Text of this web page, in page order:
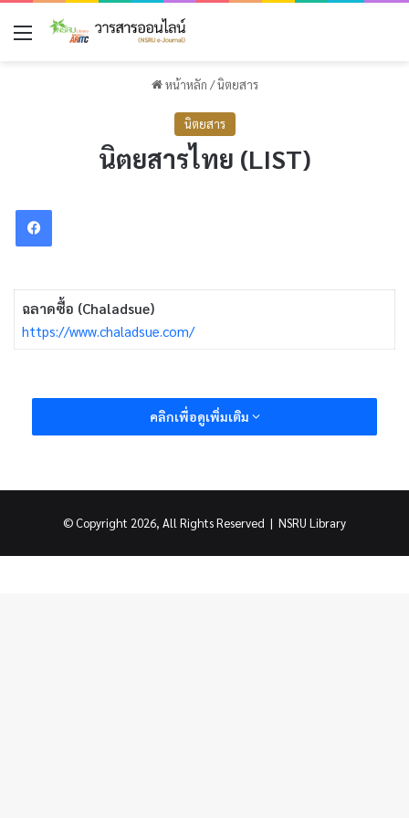
เมนู
หน้าหลัก / นิตยสาร
นิตยสาร
นิตยสารไทย (LIST)
Facebook
ฉลาดซื้อ (Chaladsue)
https://www.chaladsue.com/
คลิกเพื่อดูเพิ่มเติม
© Copyright 2026, All Rights Reserved | NSRU Library